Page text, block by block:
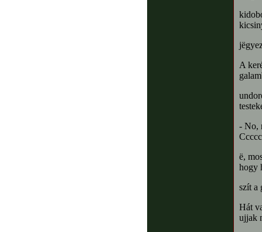
A
- No,
ë,
hogy
szít a
Hát
ujjak